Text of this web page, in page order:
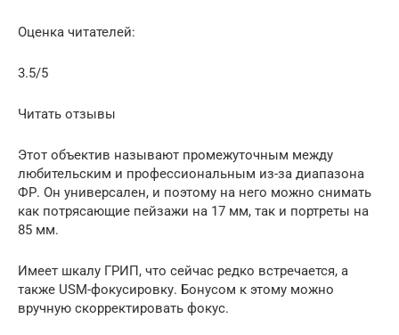
Оценка читателей:
3.5/5
Читать отзывы
Этот объектив называют промежуточным между
любительским и профессиональным из-за диапазона
ФР. Он универсален, и поэтому на него можно снимать
как потрясающие пейзажи на 17 мм, так и портреты на
85 мм.
Имеет шкалу ГРИП, что сейчас редко встречается, а
также USM-фокусировку. Бонусом к этому можно
вручную скорректировать фокус.